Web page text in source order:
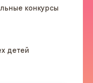
конкурсы
детей